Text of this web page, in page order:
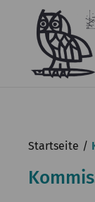
Barrierefrei
Sprache
Startseite